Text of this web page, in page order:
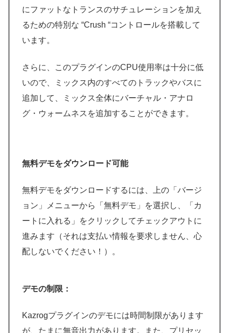
にファットなトランスのサチュレーションを加え
るための特別な “Crush “コントロールを搭載して
います。
さらに、このプラグインのCPU使用率は十分に低
いので、ミックス内のすべてのトラックやバスに
追加して、ミックス全体にバーチャル・アナロ
グ・ウォームネスを追加することができます。
無料デモをダウンロード可能
無料デモをダウンロードするには、上の「バージ
ョン」メニューから「無料デモ」を選択し、「カ
ートに入れる」をクリックしてチェックアウトに
進みます（それは支払い情報を要求しません、心
配しないでください！）。
デモの制限：
Kazrogプラグインのデモには時間制限があります
が、たまに無音出力があります。また、プリセッ